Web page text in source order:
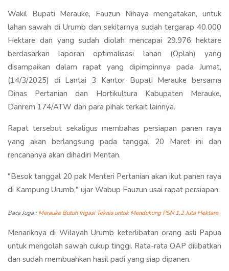
Wakil Bupati Merauke, Fauzun Nihaya mengatakan, untuk
lahan sawah di Urumb dan sekitarnya sudah tergarap 40.000
Hektare dan yang sudah diolah mencapai 29.976 hektare
berdasarkan laporan optimalisasi lahan (Oplah) yang
disampaikan dalam rapat yang dipimpinnya pada Jumat,
(14/3/2025) di Lantai 3 Kantor Bupati Merauke bersama
Dinas Pertanian dan Hortikultura Kabupaten Merauke,
Danrem 174/ATW dan para pihak terkait lainnya.
Rapat tersebut sekaligus membahas persiapan panen raya
yang akan berlangsung pada tanggal 20 Maret ini dan
rencananya akan dihadiri Mentan.
"Besok tanggal 20 pak Menteri Pertanian akan ikut panen raya
di Kampung Urumb," ujar Wabup Fauzun usai rapat persiapan.
Baca Juga : Merauke Butuh Irigasi Teknis untuk Mendukung PSN 1,2 Juta Hektare
Menariknya di Wilayah Urumb keterlibatan orang asli Papua
untuk mengolah sawah cukup tinggi. Rata-rata OAP dilibatkan
dan sudah membuahkan hasil padi yang siap dipanen.